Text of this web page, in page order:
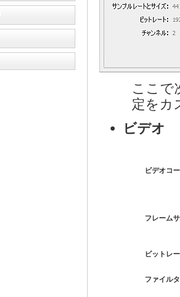
ここで
定をカ
ビデオ
ビデオコ
フレーム
ビットレ
ファイル